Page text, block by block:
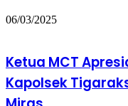
06/03/2025
Ketua MCT
Kapolsek